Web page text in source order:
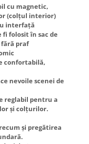
cu magnetic,
(colțul interior)
interfață
folosit în sac de
praf
confortabilă,
nevoile scenei de
reglabil pentru a
și colțurilor.
și pregătirea